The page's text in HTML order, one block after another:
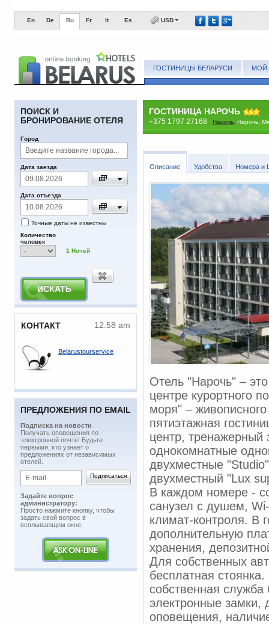
En De Ru Fr It Es USD
ГОСТИНИЦЫ БЕЛАРУСИ МОЙ
ПОИСК И
БРОНИРОВАНИЕ ОТЕЛЯ
Город
Дата заезда
Дата отъезда
Точные даты не известны
Количество
человек
1 Ночей
КОНТАКТ 12:58 am
Belarustourservice
ПРЕДЛОЖЕНИЯ ПО EMAIL
Подписка на новости
​Получать оповещения по
электронной почте! Будьте
первыми, кто узнает о
предложениях от независимых
отелей.
Задайте вопрос
администратору:
Просто нажмите кнопку, чтобы
задать свой вопрос в
всплывающем окне.
ГОСТИНИЦА НАРОЧЬ
+375 1797 27168 Нарочь Нарочь,
Описание Удобства Номера и
Отель "Нарочь" –
центре курортного
моря" –
пятиэтажная
центр, тренажерный
однокомнатные
двухместные
двухместный "Lux
В каждом номере -
санузел с душем,
климат-контроля. В
дополнительную
хранения,
Для собственных
бесплатная
собственная
электронные замки,
оповещения,